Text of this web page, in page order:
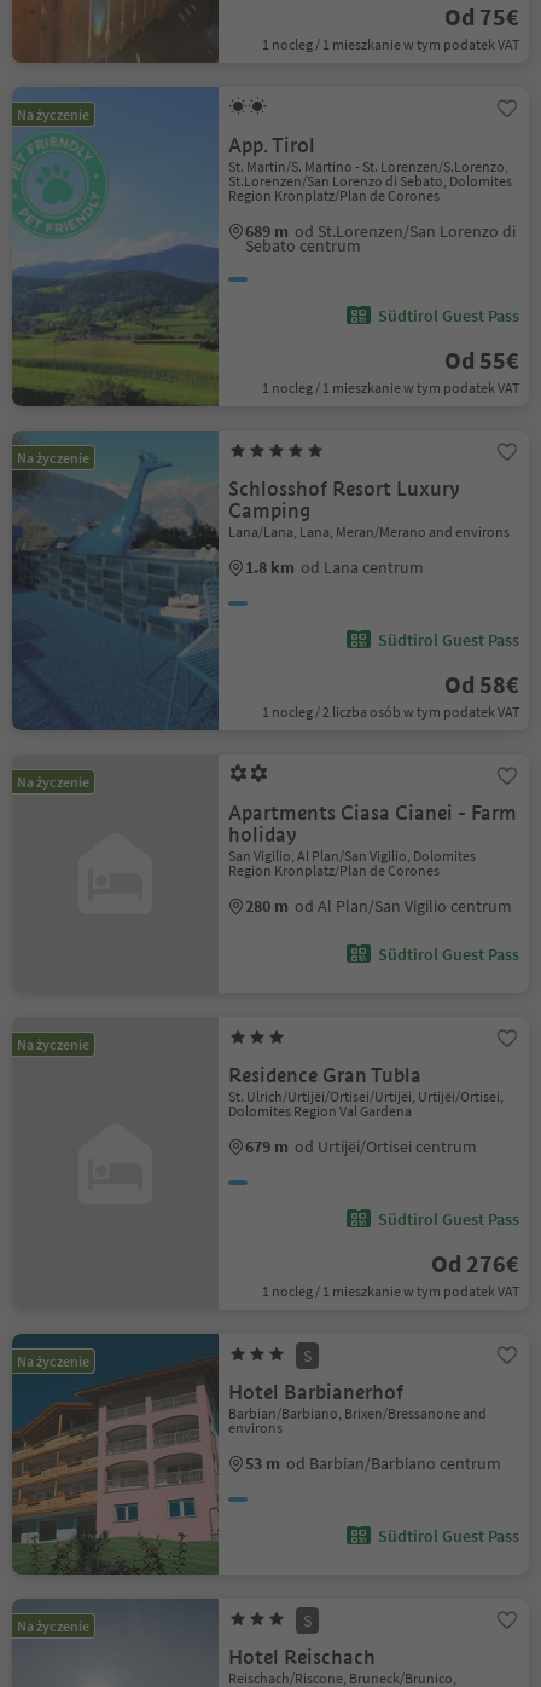
Od 75€
1 nocleg / 1 mieszkanie w tym podatek VAT
Na życzenie
App. Tirol
St. Martin/S. Martino - St. Lorenzen/S.Lorenzo,
St.Lorenzen/San Lorenzo di Sebato, Dolomites
Region Kronplatz/Plan de Corones
689 m od St.Lorenzen/San Lorenzo di
Sebato centrum
Südtirol Guest Pass
Od 55€
1 nocleg / 1 mieszkanie w tym podatek VAT
Na życzenie
Schlosshof Resort Luxury
Camping
Lana/Lana, Lana, Meran/Merano and environs
1.8 km od Lana centrum
Südtirol Guest Pass
Od 58€
1 nocleg / 2 liczba osób w tym podatek VAT
Na życzenie
Apartments Ciasa Cianei - Farm
holiday
San Vigilio, Al Plan/San Vigilio, Dolomites
Region Kronplatz/Plan de Corones
280 m od Al Plan/San Vigilio centrum
Südtirol Guest Pass
Na życzenie
Residence Gran Tubla
St. Ulrich/Urtijëi/Ortisei/Urtijëi, Urtijëi/Ortisei,
Dolomites Region Val Gardena
679 m od Urtijëi/Ortisei centrum
Südtirol Guest Pass
Od 276€
1 nocleg / 1 mieszkanie w tym podatek VAT
Na życzenie S
Hotel Barbianerhof
Barbian/Barbiano, Brixen/Bressanone and
environs
53 m od Barbian/Barbiano centrum
Südtirol Guest Pass
Na życzenie S
Hotel Reischach
Reischach/Riscone, Bruneck/Brunico,